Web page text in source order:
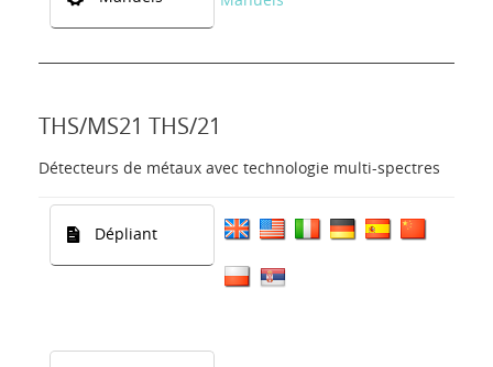
THS/MS21 THS/21
Détecteurs de métaux avec technologie multi-spectres
Dépliant